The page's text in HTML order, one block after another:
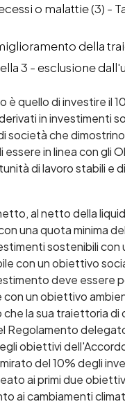
o malattie (3) -
della
3 - esclusione
quello di investire il
in investimenti
società che
in linea con gli
di lavoro stabili e
al netto della
una quota minima
sostenibili
con un obiettivo
deve essere
un obiettivo
la sua traiettoria di
Regolamento
obiettivi
del 10% degli
ai primi due
ai cambiamenti